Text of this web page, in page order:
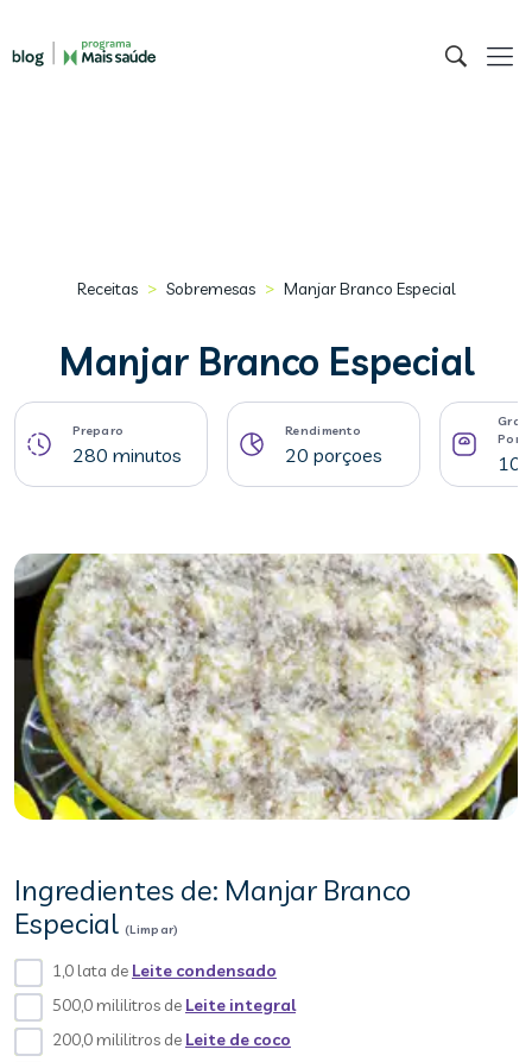
Receitas > Sobremesas > Manjar Branco Especial
Manjar Branco Especial
Preparo
280 minutos
Rendimento
20 porçoes
Ingredientes de: Manjar Branco
Especial (Limpar)
1,0 lata de Leite condensado
500,0 mililitros de Leite integral
200,0 mililitros de Leite de coco